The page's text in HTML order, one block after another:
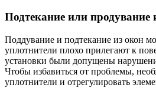
Подтекание или продувание
Поддувание и подтекание из окон
уплотнители плохо прилегают к
установки были допущены
Чтобы избавиться от проблемы,
уплотнители и отрегулировать